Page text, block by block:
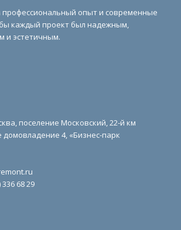
опыт и современные
каждый проект был надежным,
и эстетичным.
поселение Московский, 22-й км
домовладение 4, «Бизнес-парк
336 68 29